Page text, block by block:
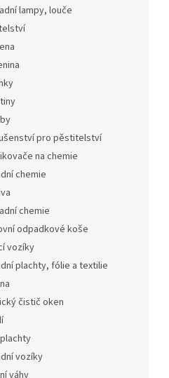
lampy, louče
pro pěstitelství
na chemie
chemie
chemie
odpadkové koše
vozíky
plachty, fólie a textilie
čistič oken
vozíky
váhy